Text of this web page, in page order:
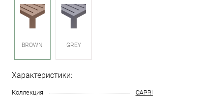
BROWN GREY
Характеристики:
Коллекция
CAPRI